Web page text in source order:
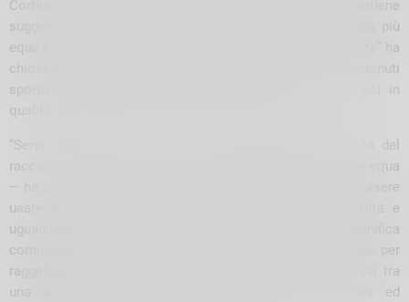
Cortina ha tradotto in italiano un documento che contiene
suggerimenti e spunti per raccontare lo sport in maniera più
equa e corretta, perché non ci sono ancora situazioni giuste” ha
chiosato Giordani. Un esempio? Soltanto il 4% dei contenuti
sportivi è dedicato alle donne, quest’ultime presenti poi in
qualità di giornaliste alle Olimpiadi solo per il 20%.
“Serve usare immagini e voci uguali, perché la quantità del
racconto consente la costruzione di una rappresentazione equa
– ha proseguito – le parole sono importanti e devono essere
usate nel modo corretto. Ci tengo a ribadire che equità e
uguaglianza non sono sinonimi, perché essere equi significa
comprendere le specificità e fornire ciò di cui si ha bisogno per
raggiungere la parità. Fateci caso alla differenza di enfasi tra
una telecronaca di calcio maschile, ricca di pathos ed